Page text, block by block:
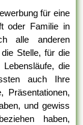
für eine
oder Familie in
alle anderen
Stelle, für die
die
auch Ihre
Präsentationen,
und gewiss
haben,